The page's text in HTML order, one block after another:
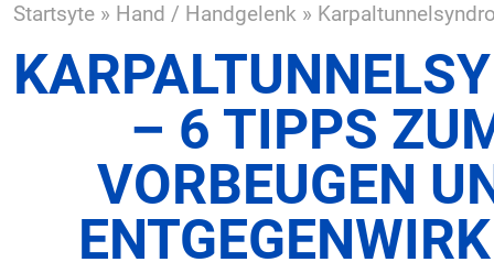
Startsyte Hand / Handgelenk
– 6 TIPPS
VORBEUGEN